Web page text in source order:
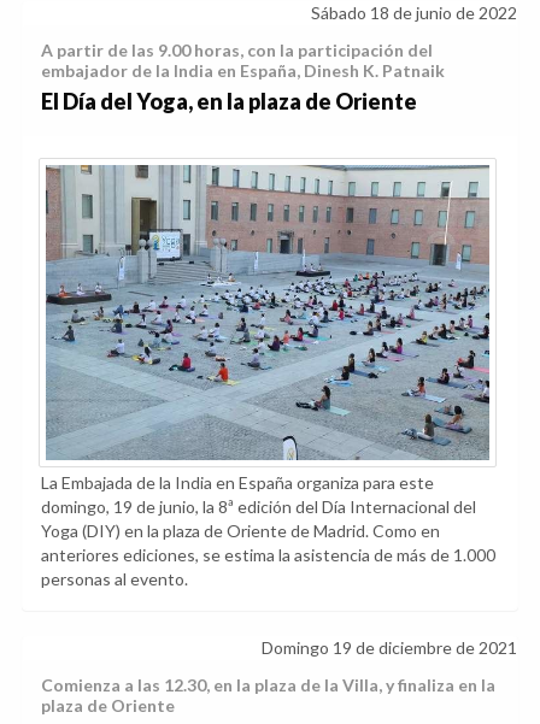
Sábado 18 de junio de 2022
A partir de las 9.00 horas, con la participación del
embajador de la India en España, Dinesh K. Patnaik
El Día del Yoga, en la plaza de Oriente
La Embajada de la India en España organiza para este
domingo, 19 de junio, la 8ª edición del Día Internacional del
Yoga (DIY) en la plaza de Oriente de Madrid. Como en
anteriores ediciones, se estima la asistencia de más de 1.000
personas al evento.
Domingo 19 de diciembre de 2021
Comienza a las 12.30, en la plaza de la Villa, y finaliza en la
plaza de Oriente